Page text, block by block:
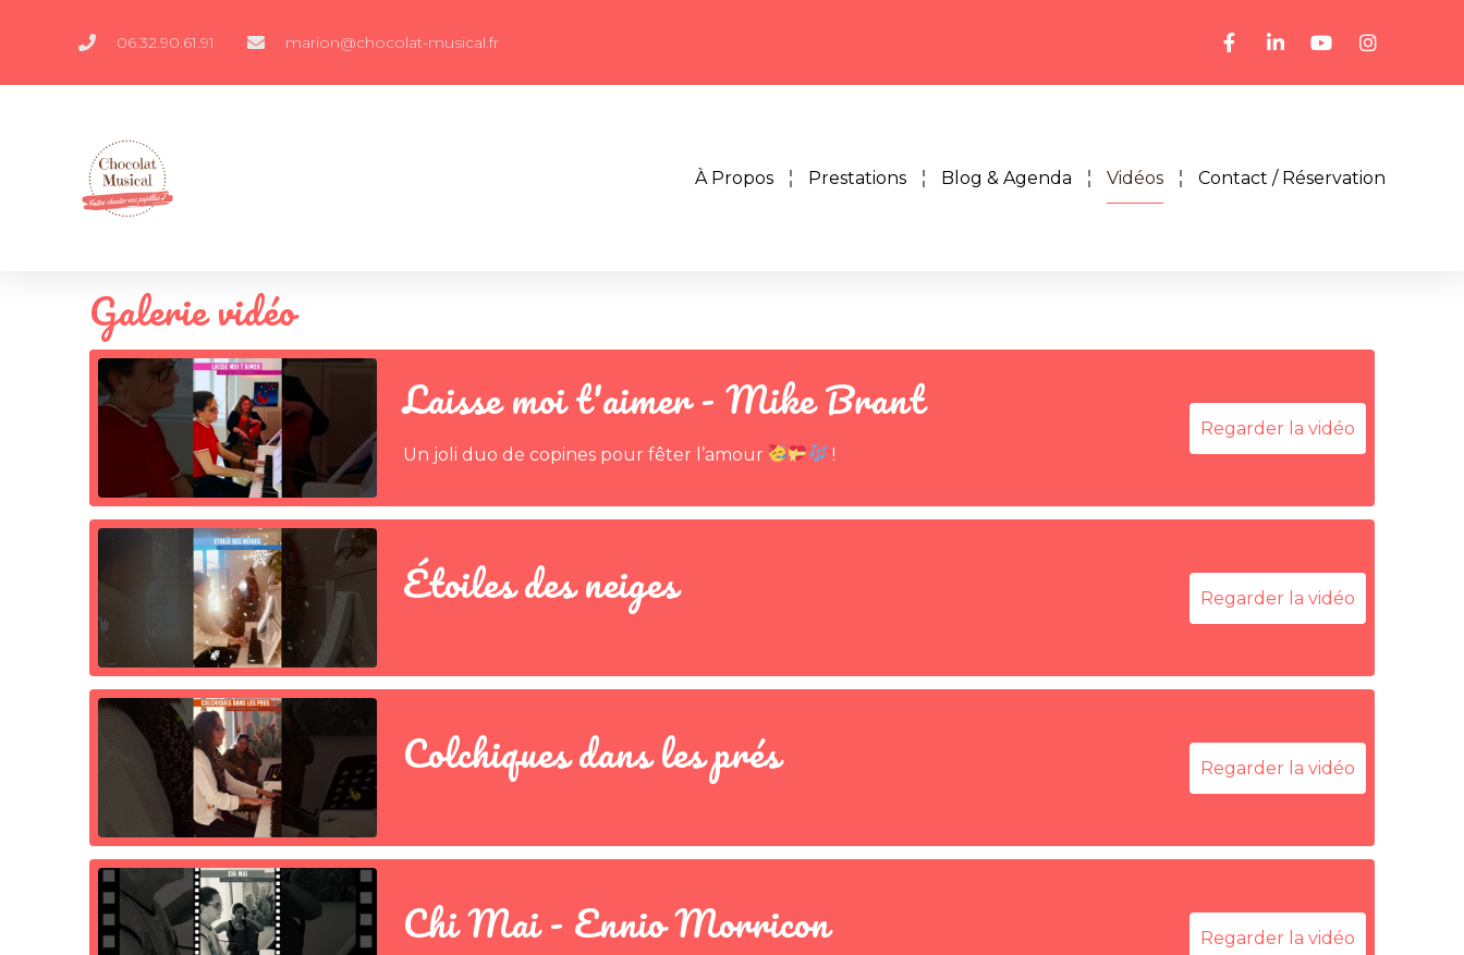
06.32.90.61.91 marion@chocolat-musical.fr
À Propos Prestations Blog & Agenda Vidéos Contact / Réservation
Galerie vidéo
Laisse moi t'aimer - Mike Brant
Un joli duo de copines pour fêter l’amour !
Regarder la vidéo
Étoiles des neiges Regarder la vidéo
Colchiques dans les prés Regarder la vidéo
Chi Mai - Ennio Morricon Regarder la vidéo